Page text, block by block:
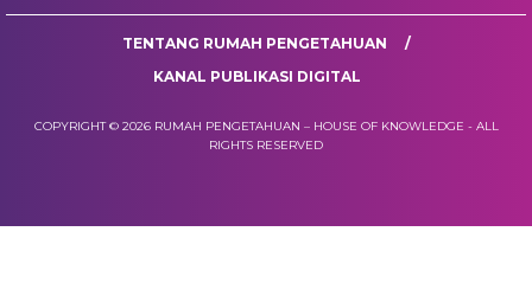
TENTANG RUMAH PENGETAHUAN
KANAL PUBLIKASI DIGITAL
COPYRIGHT © 2026 RUMAH PENGETAHUAN – HOUSE OF KNOWLEDGE - ALL
RIGHTS RESERVED